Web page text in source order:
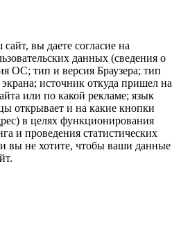
вы даете согласие на
данных (сведения о
ОС; тип и версия Браузера; тип
источник откуда пришел на
или по какой рекламе; язык
открывает и на какие кнопки
в целях функционирования
и проведения статистических
вы не хотите, чтобы ваши данные